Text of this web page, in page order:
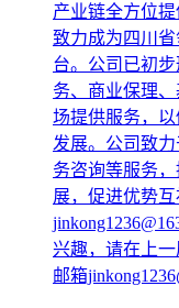
产业链全方位
致力成为四川
台。公司已初
务、商业保理
场提供服务，
发展。公司致
务咨询等服务
展，促进优势
兴趣，请在上
邮箱